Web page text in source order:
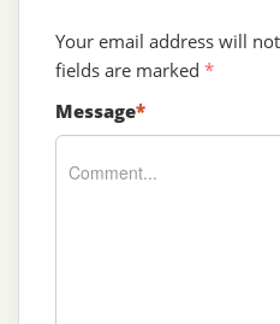
Your email address will
fields are marked *
Message*